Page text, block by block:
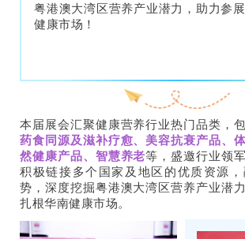
粤港澳大湾区营养产业潜力，助力参
健康市场！
本届展会汇聚健康营养行业热门品类，
药食同源及滋补疗愈、美容抗衰产品、
然健康产品、智慧养老等，盛邀行业领
积极链接多个国家及地区的优质资源
势，深度挖掘粤港澳大湾区营养产业潜
扎根华南健康市场。